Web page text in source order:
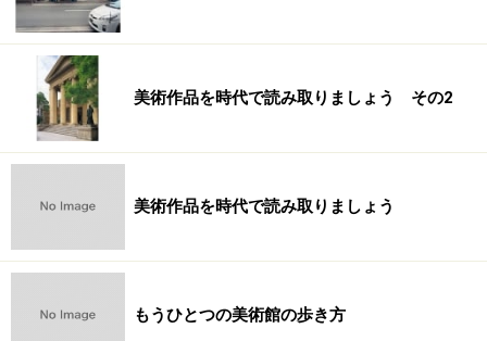
美術作品を時代で読み取りましょう その2
美術作品を時代で読み取りましょう
もうひとつの美術館の歩き方